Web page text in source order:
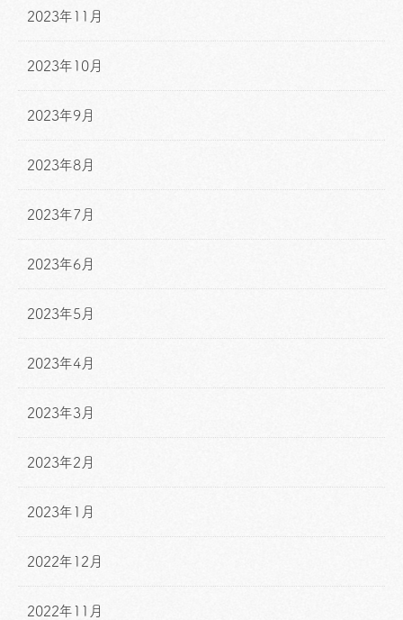
2023年11月
2023年10月
2023年9月
2023年8月
2023年7月
2023年6月
2023年5月
2023年4月
2023年3月
2023年2月
2023年1月
2022年12月
2022年11月